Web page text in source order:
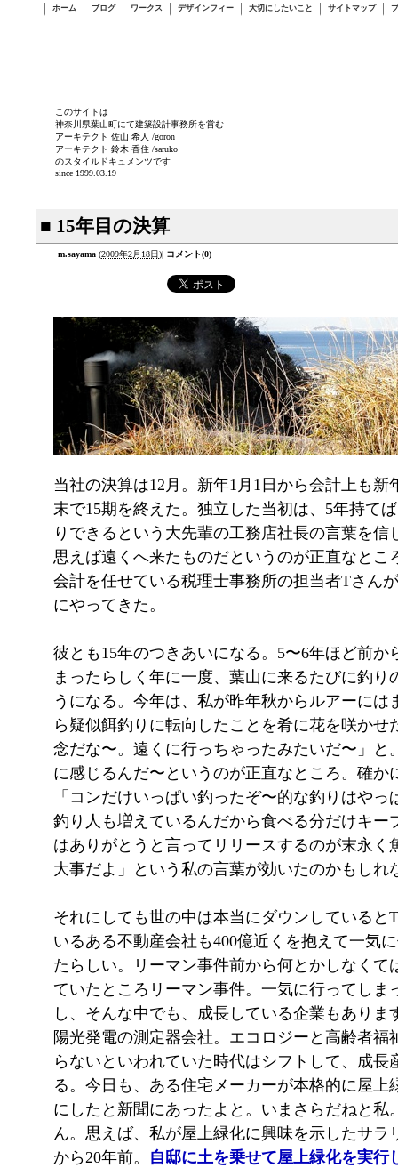
ホーム ブログ ワークス デザインフィー 大切にしたいこと サイトマップ
このサイトは
神奈川県葉山町にて建築設計事務所を営む
アーキテクト 佐山 希人 /goron
アーキテクト 鈴木 香住 /saruko
のスタイルドキュメンツです
since 1999.03.19
■ 15年目の決算
m.sayama (2009年2月18日)| コメント(0)
当社の決算は12月。新年1月1日から会計上も新
末で15期を終えた。独立した当初は、5年持て
りできるという大先輩の工務店社長の言葉を信
思えば遠くへ来たものだというのが正直なとこ
会計を任せている税理士事務所の担当者Tさん
にやってきた。
彼とも15年のつきあいになる。5〜6年ほど前か
まったらしく年に一度、葉山に来るたびに釣り
うになる。今年は、私が昨年秋からルアーには
ら疑似餌釣りに転向したことを肴に花を咲かせ
念だな〜。遠くに行っちゃったみたいだ〜」と
に感じるんだ〜というのが正直なところ。確か
「コンだけいっぱい釣ったぞ〜的な釣りはやっ
釣り人も増えているんだから食べる分だけキー
はありがとうと言ってリリースするのが末永く
大事だよ」という私の言葉が効いたのかもしれ
それにしても世の中は本当にダウンしていると
いるある不動産会社も400億近くを抱えて一気
たらしい。リーマン事件前から何とかしなくて
ていたところリーマン事件。一気に行ってしま
し、そんな中でも、成長している企業もありま
陽光発電の測定器会社。エコロジーと高齢者福
らないといわれていた時代はシフトして、成長
る。今日も、ある住宅メーカーが本格的に屋上
にしたと新聞にあったよと。いまさらだねと私
ん。思えば、私が屋上緑化に興味を示したサラ
から20年前。 自邸に土を乗せて屋上緑化を実行